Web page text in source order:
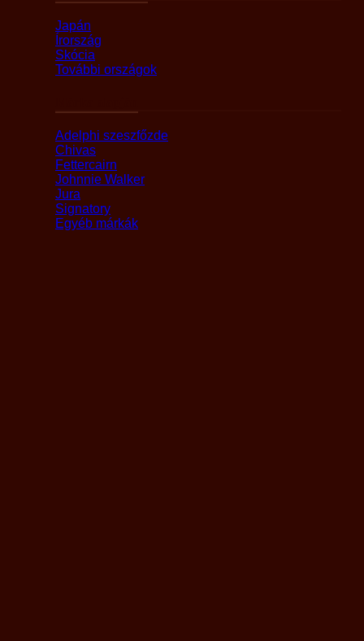
Japán
Írország
Skócia
További országok
Adelphi szeszfőzde
Chivas
Fettercairn
Johnnie Walker
Jura
Signatory
Egyéb márkák